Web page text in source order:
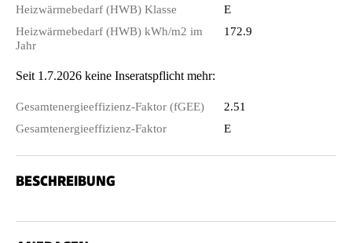
Heizwärmebedarf (HWB) Klasse
E
Heizwärmebedarf (HWB) kWh/m2 im
Jahr
172.9
Seit 1.7.2026 keine Inseratspflicht mehr:
Gesamtenergieeffizienz-Faktor (fGEE)
2.51
Gesamtenergieeffizienz-Faktor
E
BESCHREIBUNG